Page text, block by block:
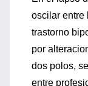
oscilar entre
trastorno
por
dos polos,
entre